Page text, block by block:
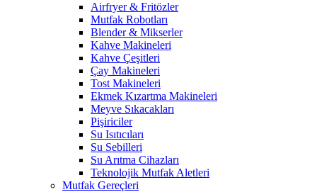
Airfryer & Fritözler
Mutfak Robotları
Blender & Mikserler
Kahve Makineleri
Kahve Çeşitleri
Çay Makineleri
Tost Makineleri
Ekmek Kızartma Makineleri
Meyve Sıkacakları
Pişiriciler
Su Isıtıcıları
Su Sebilleri
Su Arıtma Cihazları
Teknolojik Mutfak Aletleri
Mutfak Gereçleri